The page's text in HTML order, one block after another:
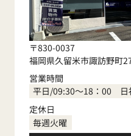
〒830-0037
福岡県久留米市諏訪野町
営業時間
平日/09:30～18：00 日
定休日
毎週火曜